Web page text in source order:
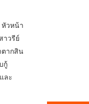
หัวหน้า
าวรีย์
ตากสิน
กู้
ละ